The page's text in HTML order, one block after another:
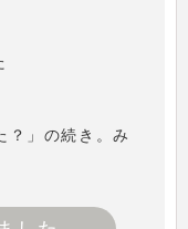
？」の続き。み